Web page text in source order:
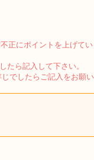
正にポイントを上げて
たら記入して下さい。
でしたらご記入をお願